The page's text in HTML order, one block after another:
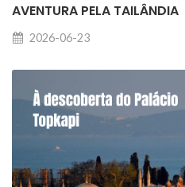
AVENTURA PELA TAILÂNDIA
2026-06-23